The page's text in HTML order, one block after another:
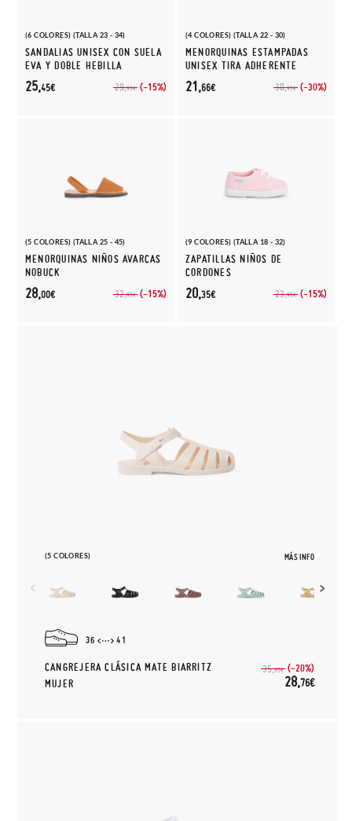
(6 COLORES) (TALLA 23 - 34)
SANDALIAS UNISEX CON SUELA
EVA Y DOBLE HEBILLA
29,95€ (-15%)
25,45€
(4 COLORES) (TALLA 22 - 30)
MENORQUINAS ESTAMPADAS
UNISEX TIRA ADHERENTE
30,95€ (-30%)
21,66€
(5 COLORES) (TALLA 25 - 45)
MENORQUINAS NIÑOS AVARCAS
NOBUCK
32,95€ (-15%)
28,00€
(9 COLORES) (TALLA 18 - 32)
ZAPATILLAS NIÑOS DE
CORDONES
23,95€ (-15%)
20,35€
(5 COLORES) MÁS INFO
36 41
CANGREJERA CLÁSICA MATE BIARRITZ
MUJER
35,95€ (-20%)
28,76€